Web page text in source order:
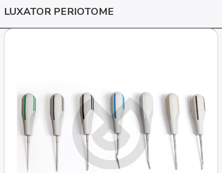
LUXATOR PERIOTOME